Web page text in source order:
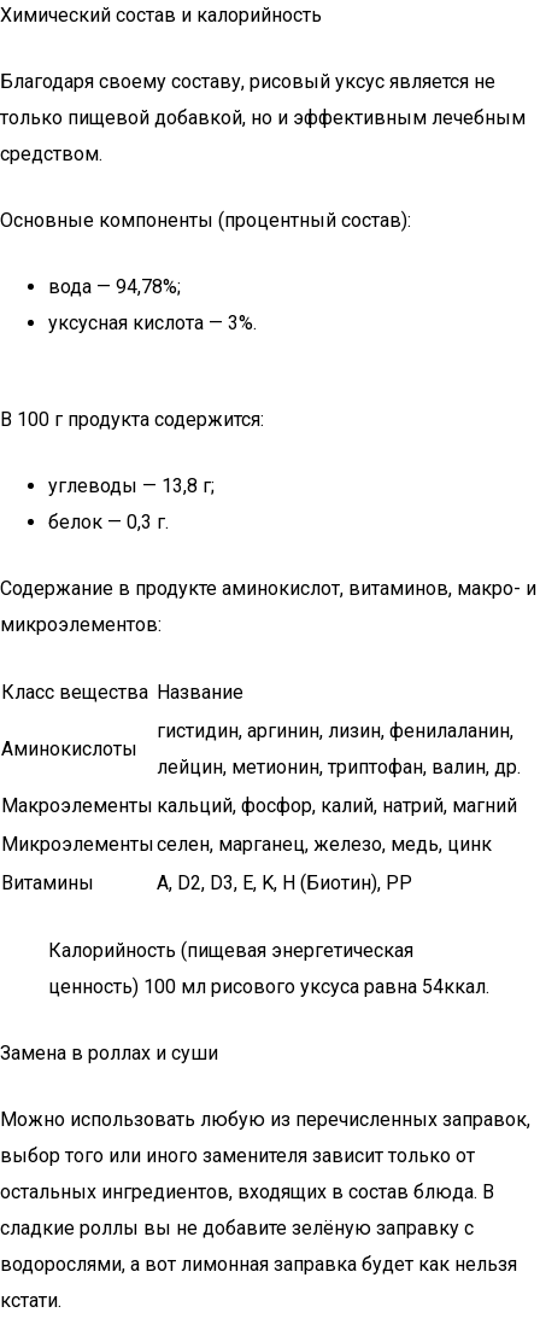
Химический состав и калорийность
Благодаря своему составу, рисовый уксус является не
только пищевой добавкой, но и эффективным лечебным
средством.
Основные компоненты (процентный состав):
вода — 94,78%;
уксусная кислота — 3%.
В 100 г продукта содержится:
углеводы — 13,8 г;
белок — 0,3 г.
Содержание в продукте аминокислот, витаминов, макро- и
микроэлементов:
Класс вещества Название
Аминокислоты
гистидин, аргинин, лизин, фенилаланин,
лейцин, метионин, триптофан, валин, др.
Макроэлементы кальций, фосфор, калий, натрий, магний
Микроэлементыселен, марганец, железо, медь, цинк
Витамины
А, D2, D3, E, K, H (Биотин), PP
Калорийность (пищевая энергетическая
ценность) 100 мл рисового уксуса равна 54ккал.
Замена в роллах и суши
Можно использовать любую из перечисленных заправок,
выбор того или иного заменителя зависит только от
остальных ингредиентов, входящих в состав блюда. В
сладкие роллы вы не добавите зелёную заправку с
водорослями, а вот лимонная заправка будет как нельзя
кстати.